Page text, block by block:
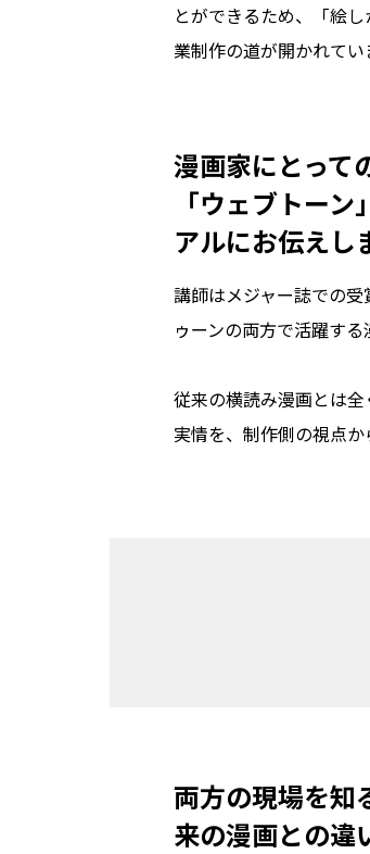
とができるため、「絵
業制作の道が開かれてい
漫画家にとって
「ウェブトー
アルにお伝えし
講師はメジャー誌での
ゥーンの両方で活躍する
従来の横読み漫画とは
実情を、制作側の視点か
両方の現場を知
来の漫画との違